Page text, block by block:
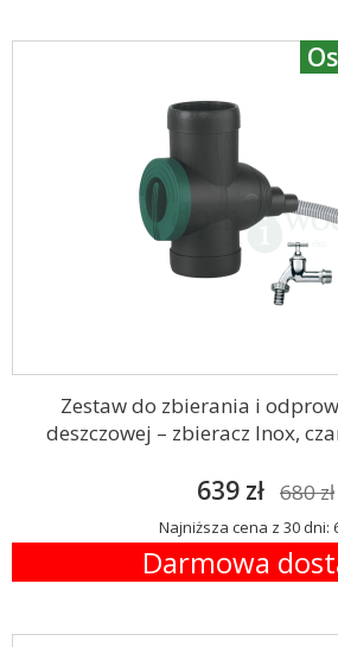
Zestaw do zbierania i
deszczowej – zbieracz Inox,
639 zł 680 zł
Najniższa cena z 30 dni:
Darmowa